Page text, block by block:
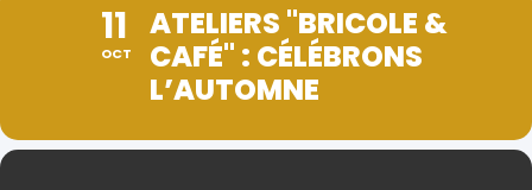
11
OCT
ATELIERS "BRICOLE &
CAFÉ" : CÉLÉBRONS
L’AUTOMNE